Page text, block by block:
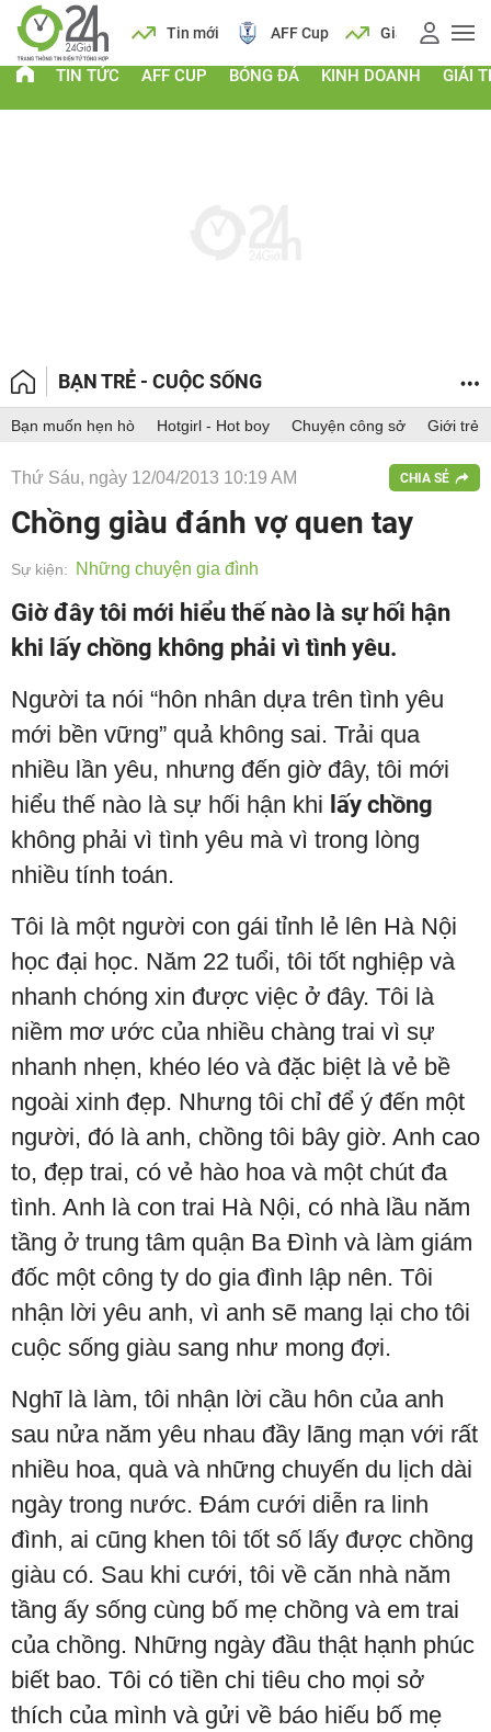
Lịch Tin mới AFF Cup Giá vàng
TIN TỨC AFF CUP BÓNG ĐÁ KINH DOANH GIẢI
BẠN TRẺ - CUỘC SỐNG
Bạn muốn hẹn hò Hotgirl - Hot boy Chuyện công sở Giới trẻ
Thứ Sáu, ngày 12/04/2013 10:19 AM CHIA SẺ
Chồng giàu đánh vợ quen tay
Sự kiện: Những chuyện gia đình
Giờ đây tôi mới hiểu thế nào là sự hối hận
khi lấy chồng không phải vì tình yêu.
Người ta nói “hôn nhân dựa trên tình yêu
mới bền vững” quả không sai. Trải qua
nhiều lần yêu, nhưng đến giờ đây, tôi mới
hiểu thế nào là sự hối hận khi lấy chồng
không phải vì tình yêu mà vì trong lòng
nhiều tính toán.
Tôi là một người con gái tỉnh lẻ lên Hà Nội
học đại học. Năm 22 tuổi, tôi tốt nghiệp và
nhanh chóng xin được việc ở đây. Tôi là
niềm mơ ước của nhiều chàng trai vì sự
nhanh nhẹn, khéo léo và đặc biệt là vẻ bề
ngoài xinh đẹp. Nhưng tôi chỉ để ý đến một
người, đó là anh, chồng tôi bây giờ. Anh cao
to, đẹp trai, có vẻ hào hoa và một chút đa
tình. Anh là con trai Hà Nội, có nhà lầu năm
tầng ở trung tâm quận Ba Đình và làm giám
đốc một công ty do gia đình lập nên. Tôi
nhận lời yêu anh, vì anh sẽ mang lại cho tôi
cuộc sống giàu sang như mong đợi.
Nghĩ là làm, tôi nhận lời cầu hôn của anh
sau nửa năm yêu nhau đầy lãng mạn với rất
nhiều hoa, quà và những chuyến du lịch dài
ngày trong nước. Đám cưới diễn ra linh
đình, ai cũng khen tôi tốt số lấy được chồng
giàu có. Sau khi cưới, tôi về căn nhà năm
tầng ấy sống cùng bố mẹ chồng và em trai
của chồng. Những ngày đầu thật hạnh phúc
biết bao. Tôi có tiền chi tiêu cho mọi sở
thích của mình và gửi về báo hiếu bố mẹ